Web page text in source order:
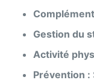
Gestion du
Activité
Prévention :